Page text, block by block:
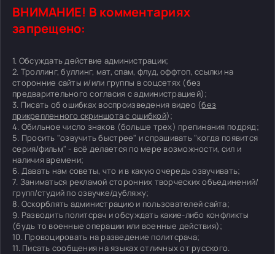
ВНИМАНИЕ! В комментариях
запрещено:
1. Обсуждать действие администрации;
2. Троллинг, буллинг, мат, спам, флуд, оффтоп, ссылки на
сторонние сайты и/или группы в соцсетях (без
предварительного согласия с администрацией);
3. Писать об ошибках воспроизведения видео (без
прикрепленного скриншота с ошибкой);
4. Обильное число знаков (больше трех) препинания подряд;
5. Просить "озвучить быстрее" и спрашивать "когда появится
серия/фильм" - всё делается по мере возможности, сил и
наличия времени;
6. Давать нам советы, что и в какую очередь озвучивать;
7. Заниматься рекламой сторонних творческих объединений/
групп/студий по озвучке/дубляжу;
8. Оскорблять администрацию и пользователей сайта;
9. Разводить политсрач и обсуждать какие-либо конфликты
(будь то военные операции или военные действия);
10. Провоцировать на разведение политсрача;
11. Писать сообщения на языках отличных от русского.